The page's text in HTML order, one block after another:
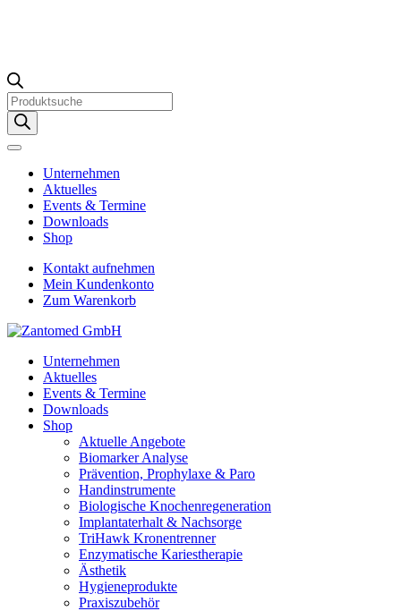
Products
search
Unternehmen
Aktuelles
Events & Termine
Downloads
Shop
Kontakt aufnehmen
Mein Kundenkonto
Zum Warenkorb
Unternehmen
Aktuelles
Events & Termine
Downloads
Shop
Aktuelle Angebote
Biomarker Analyse
Prävention, Prophylaxe & Paro
Handinstrumente
Biologische Knochenregeneration
Implantaterhalt & Nachsorge
TriHawk Kronentrenner
Enzymatische Kariestherapie
Ästhetik
Hygieneprodukte
Praxiszubehör